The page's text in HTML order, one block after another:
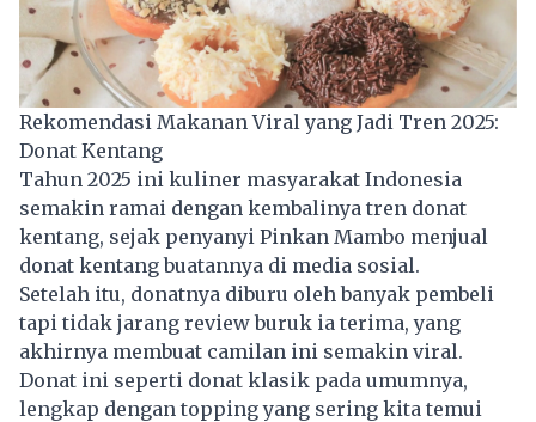
Rekomendasi Makanan Viral yang Jadi Tren 2025:
Donat Kentang
Tahun 2025 ini kuliner masyarakat Indonesia
semakin ramai dengan kembalinya tren donat
kentang, sejak penyanyi Pinkan Mambo menjual
donat kentang buatannya di media sosial.
Setelah itu, donatnya diburu oleh banyak pembeli
tapi tidak jarang review buruk ia terima, yang
akhirnya membuat camilan ini semakin viral.
Donat ini seperti donat klasik pada umumnya,
lengkap dengan topping yang sering kita temui